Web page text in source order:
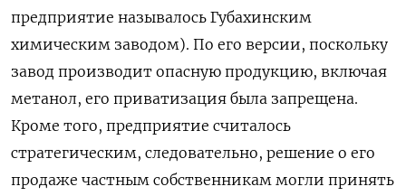
предприятие называлось Губахинским
химическим заводом). По его версии, поскольку
завод производит опасную продукцию, включая
метанол, его приватизация была запрещена.
Кроме того, предприятие считалось
стратегическим, следовательно, решение о его
продаже частным собственникам могли принять